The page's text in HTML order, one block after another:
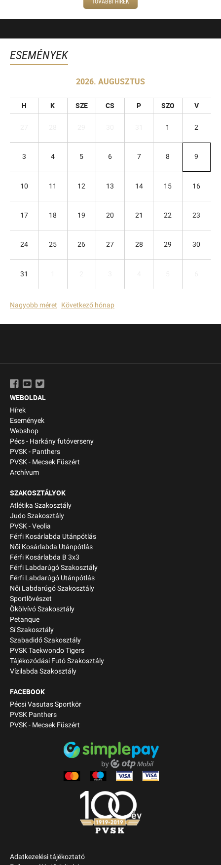
TOVÁBBI HÍREK
ESEMÉNYEK
2026. AUGUSZTUS
H K SZE CS P SZO V
1 2
3 4 5 6 7 8 9
10 11 12 13 14 15 16
17 18 19 20 21 22 23
24 25 26 27 28 29 30
31
Nagyobb méret Következő hónap
WEBOLDAL
Hírek
Események
Webshop
Pécs - Harkány futóverseny
PVSK - Panthers
PVSK - Mecsek Füszért
Archívum
SZAKOSZTÁLYOK
Atlétika Szakosztály
Judo Szakosztály
PVSK - Veolia
Férfi Kosárlabda Utánpótlás
Női Kosárlabda Utánpótlás
Férfi Kosárlabda B 3x3
Férfi Labdarúgó Szakosztály
Férfi Labdarúgó Utánpótlás
Női Labdarúgó Szakosztály
Sportlövészet
Ökölvívó Szakosztály
Petanque
Sí Szakosztály
Szabadidő Szakosztály
PVSK Taekwondo Tigers
Tájékozódási Futó Szakosztály
Vízilabda Szakosztály
FACEBOOK
Pécsi Vasutas Sportkör
PVSK Panthers
PVSK - Mecsek Füszért
Adatkezelési tájékoztató